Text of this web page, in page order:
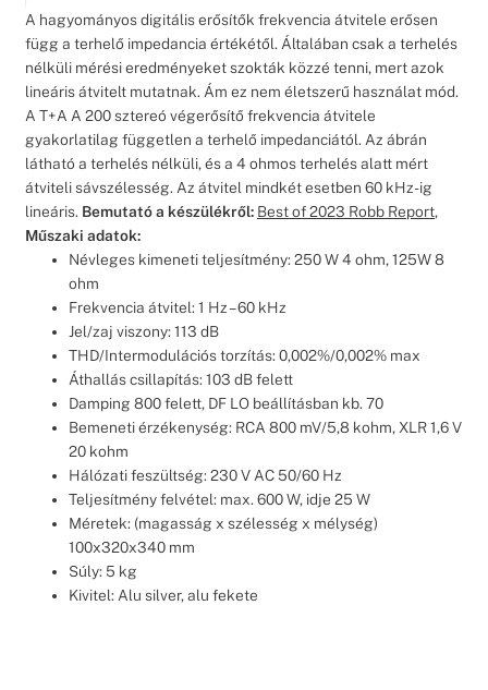
A hagyományos digitális erősítők frekvencia átvitele erősen
függ a terhelő impedancia értékétől. Általában csak a terhelés
nélküli mérési eredményeket szokták közzé tenni, mert azok
lineáris átvitelt mutatnak. Ám ez nem életszerű használat mód.
A T+A A 200 sztereó végerősítő frekvencia átvitele
gyakorlatilag független a terhelő impedanciától. Az ábrán
látható a terhelés nélküli, és a 4 ohmos terhelés alatt mért
átviteli sávszélesség. Az átvitel mindkét esetben 60 kHz-ig
lineáris. Bemutató a készülékről: Best of 2023 Robb Report,
Műszaki adatok:
Névleges kimeneti teljesítmény: 250 W 4 ohm, 125W 8
ohm
Frekvencia átvitel: 1 Hz – 60 kHz
Jel/zaj viszony: 113 dB
THD/Intermodulációs torzítás: 0,002%/0,002% max
Áthallás csillapítás: 103 dB felett
Damping 800 felett, DF LO beállításban kb. 70
Bemeneti érzékenység: RCA 800 mV/5,8 kohm, XLR 1,6 V
20 kohm
Hálózati feszültség: 230 V AC 50/60 Hz
Teljesítmény felvétel: max. 600 W, idje 25 W
Méretek: (magasság x szélesség x mélység)
100x320x340 mm
Súly: 5 kg
Kivitel: Alu silver, alu fekete